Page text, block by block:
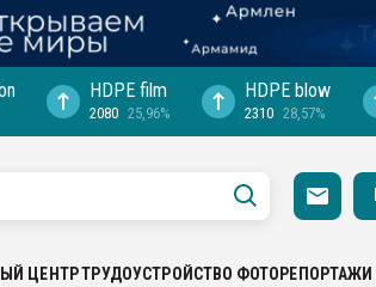
HDPE film
2080 25,96%
HDPE blow
2310 28,57%
ЦЕНТРТРУДОУСТРОЙСТВО ФОТОРЕПОРТАЖИ